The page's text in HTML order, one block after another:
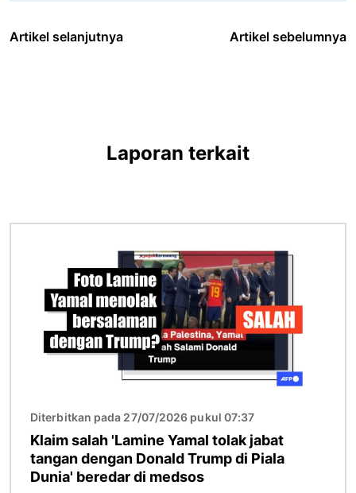
Artikel selanjutnya Artikel sebelumnya
Laporan terkait
Diterbitkan pada 27/07/2026 pukul 07:37
Klaim salah 'Lamine Yamal tolak jabat
tangan dengan Donald Trump di Piala
Dunia' beredar di medsos